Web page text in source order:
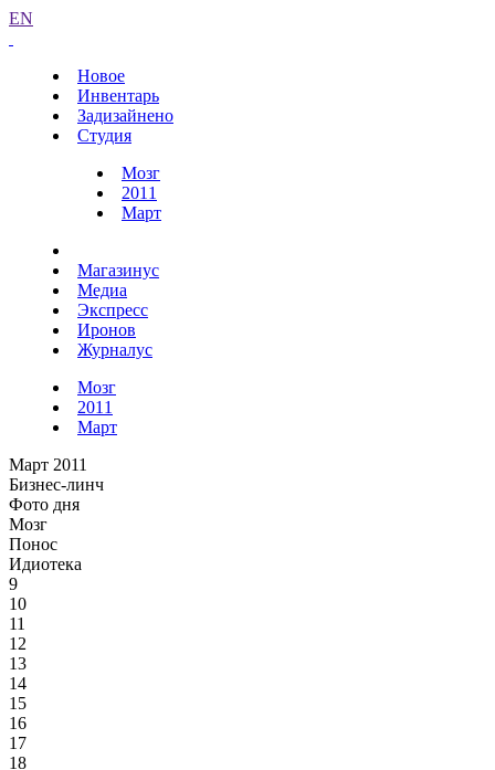
EN
Новое
Инвентарь
Задизайнено
Студия
Мозг
2011
Март
Магазинус
Медиа
Экспресс
Иронов
Журналус
Мозг
2011
Март
Март 2011
Бизнес-линч
Фото дня
Мозг
Понос
Идиотека
9
10
11
12
13
14
15
16
17
18